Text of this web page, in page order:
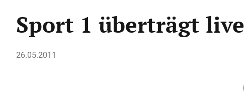
Sport 1 überträgt live
26.05.2011